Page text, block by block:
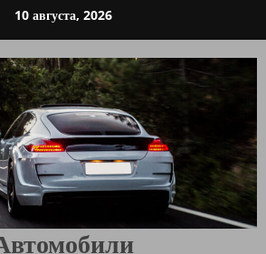
10 августа, 2026